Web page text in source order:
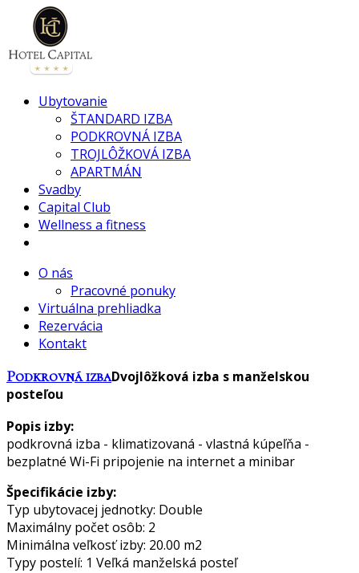
Ubytovanie
ŠTANDARD IZBA
PODKROVNÁ IZBA
TROJLÔŽKOVÁ IZBA
APARTMÁN
Svadby
Capital Club
Wellness a fitness
O nás
Pracovné ponuky
Virtuálna prehliadka
Rezervácia
Kontakt
Podkrovná izbaDvojlôžková izba s manželskou
posteľou
Popis izby:
podkrovná izba - klimatizovaná - vlastná kúpeľňa -
bezplatné Wi-Fi pripojenie na internet a minibar
Špecifikácie izby:
Typ ubytovacej jednotky: Double
Maximálny počet osôb: 2
Minimálna veľkosť izby: 20.00 m2
Typy postelí: 1 Veľká manželská posteľ